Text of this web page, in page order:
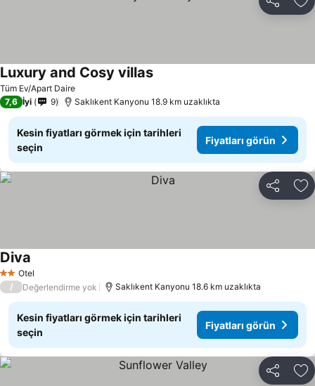
Paylaş
Tüm Ev/Apart Daire
Luxury and Cosy villasFiyatları görün
7,6 İyi 9 Saklıkent Kanyonu 18.9 km uzaklıkta
Kesin fiyatları görmek için tarihleri
seçin
Fiyatları görün
Paylaş
2 Yıldız
Otel
Diva
/ Değerlendirme yok Saklıkent Kanyonu 18.6 km uzaklıkta
Kesin fiyatları görmek için tarihleri
seçin
Fiyatları görün
Paylaş